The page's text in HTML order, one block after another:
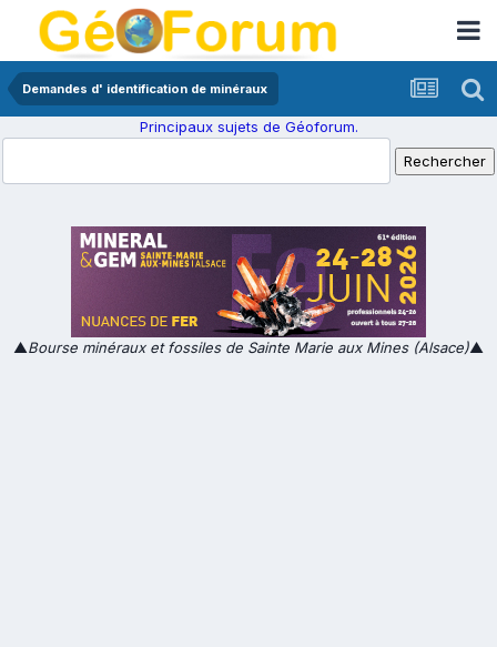
Demandes d' identification de minéraux
Principaux sujets de Géoforum.
▲Bourse minéraux et fossiles de Sainte Marie aux Mines (Alsace)▲